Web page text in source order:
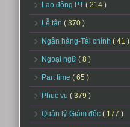
Lao động PT ( 214 )
Lễ tân ( 370 )
Ngân hàng-Tài chính ( 41 )
Ngoại ngữ ( 8 )
Part time ( 65 )
Phục vụ ( 379 )
Quản lý-Giám đốc ( 177 )